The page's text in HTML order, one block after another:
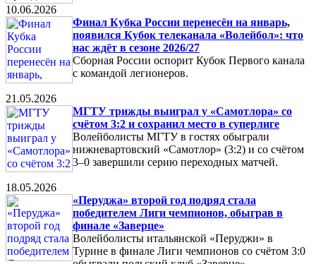
10.06.2026
Финал Кубка России перенесён на январь,
появился Кубок телеканала «Волейбол»: что
нас ждёт в сезоне 2026/27
Сборная России оспорит Кубок Первого канала
с командой легионеров.
21.05.2026
МГТУ трижды выиграл у «Самотлора» со
счётом 3:2 и сохранил место в суперлиге
Волейболисты МГТУ в гостях обыграли
нижневартовский «Самотлор» (3:2) и со счётом
3–0 завершили серию переходных матчей.
18.05.2026
«Перуджа» второй год подряд стала
победителем Лиги чемпионов, обыграв в
финале «Заверце»
Волейболисты итальянской «Перуджи» в
Турине в финале Лиги чемпионов со счётом 3:0